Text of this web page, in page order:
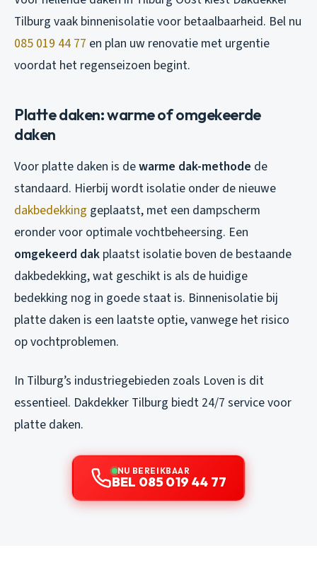
Tilburg vaak binnenisolatie voor betaalbaarheid. Bel nu
085 019 44 77 en plan uw renovatie met urgentie
voordat het regenseizoen begint.
Platte daken: warme of omgekeerde
daken
Voor platte daken is dewarme dak-methode de
standaard. Hierbij wordt isolatie onder de nieuwe
dakbedekking geplaatst, met een dampscherm
eronder voor optimale vochtbeheersing. Een
omgekeerd dak plaatst isolatie boven de bestaande
dakbedekking, wat geschikt is als de huidige
bedekking nog in goede staat is. Binnenisolatie bij
platte daken is een laatste optie, vanwege het risico
op vochtproblemen.
In Tilburg’s industriegebieden zoals Loven is dit
essentieel. Dakdekker Tilburg biedt 24/7 service voor
platte daken.
NU BEREIKBAAR
BEL 085 019 44 77